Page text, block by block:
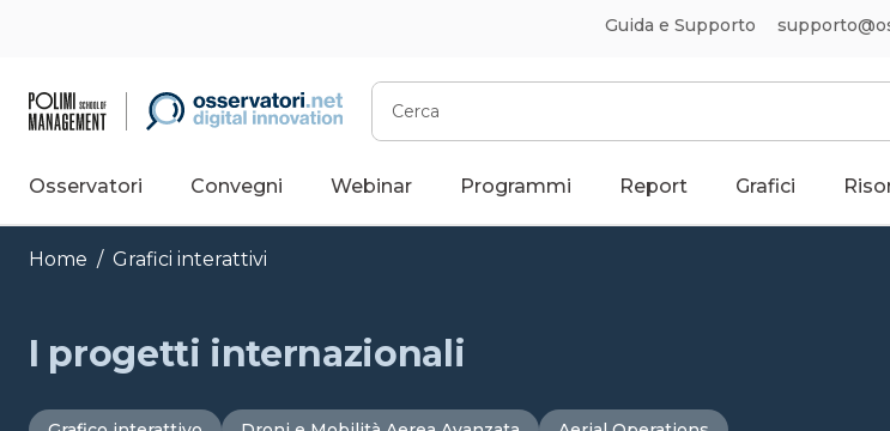
Guida e Supporto
Cerca
Osservatori Convegni Webinar Programmi Report Grafici
Home / Grafici interattivi
I progetti internazionali